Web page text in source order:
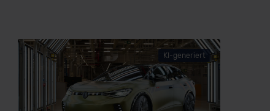
KI-generiert